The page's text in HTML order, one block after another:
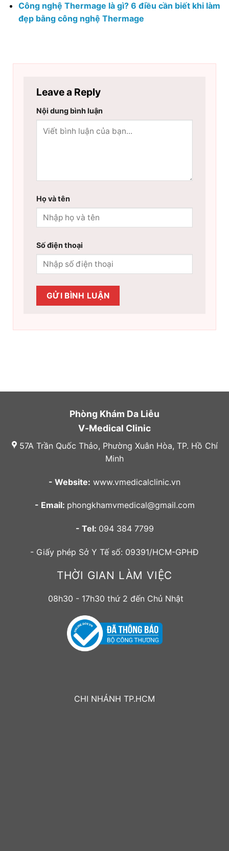
Công nghệ Thermage là gì? 6 điều cần biết khi làm
đẹp bằng công nghệ Thermage
Leave a Reply
Nội dung bình luận
Họ và tên
Số điện thoại
Phòng Khám Da Liễu
V-Medical Clinic
57A Trần Quốc Thảo, Phường Xuân Hòa, TP. Hồ Chí
Minh
- Website: www.vmedicalclinic.vn
- Email: phongkhamvmedical@gmail.com
- Tel: 094 384 7799
- Giấy phép Sở Y Tế số: 09391/HCM-GPHĐ
THỜI GIAN LÀM VIỆC
08h30 - 17h30 thứ 2 đến Chủ Nhật
CHI NHÁNH TP.HCM